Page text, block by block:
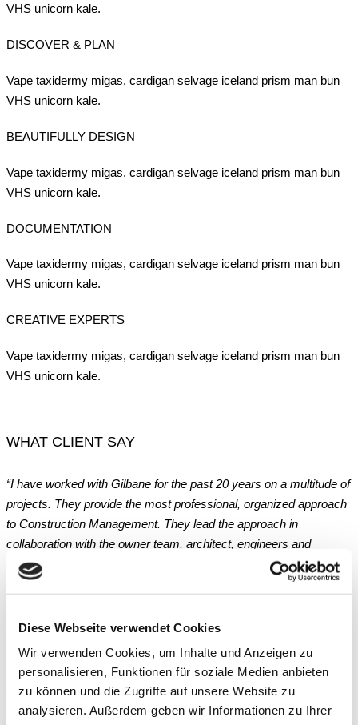
Diese Webseite verwendet Cookies
Wir verwenden Cookies, um Inhalte und Anzeigen zu
personalisieren, Funktionen für soziale Medien anbieten
zu können und die Zugriffe auf unsere Website zu
analysieren. Außerdem geben wir Informationen zu Ihrer
VHS unicorn kale.
DISCOVER & PLAN
Vape taxidermy migas, cardigan selvage iceland prism man bun
VHS unicorn kale.
BEAUTIFULLY DESIGN
Vape taxidermy migas, cardigan selvage iceland prism man bun
VHS unicorn kale.
DOCUMENTATION
Vape taxidermy migas, cardigan selvage iceland prism man bun
VHS unicorn kale.
CREATIVE EXPERTS
Vape taxidermy migas, cardigan selvage iceland prism man bun
VHS unicorn kale.
WHAT CLIENT SAY
“I have worked with Gilbane for the past 20 years on a multitude of
projects. They provide the most professional, organized approach
to Construction Management. They lead the approach in
collaboration with the owner team, architect, engineers and
Subcontractors…… The project was constructed on time and
under budget.”
(Bristol Public Schools)
RELATED PROJECTS